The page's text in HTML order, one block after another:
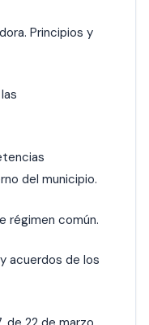
Principios y
del municipio.
régimen común.
acuerdos de los